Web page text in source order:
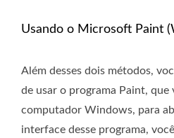
Usando o Microsoft Paint
Além desses dois métodos,
de usar o programa Paint, que
computador Windows, para
interface desse programa,